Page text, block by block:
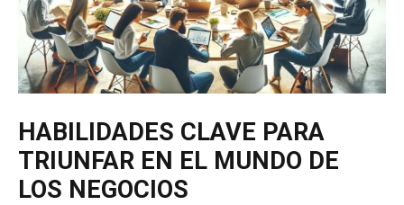
HABILIDADES CLAVE PARA
TRIUNFAR EN EL MUNDO DE
LOS NEGOCIOS